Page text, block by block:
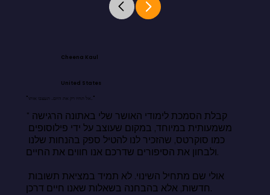
Cheena Kaul
United States
"אל תחיו רק את היום. תעצבו אותו."
"קבלת הסמכת לימודי האושר שלי באתונה הרגישה
ולבחון את הסיפורים שדרכם אנו חווים את החיים.
אולי שם מתחיל השינוי. לא תמיד במציאת תשובות
חדשות, אלא בהבחנה בשאלות שאנו חיים דרכן.